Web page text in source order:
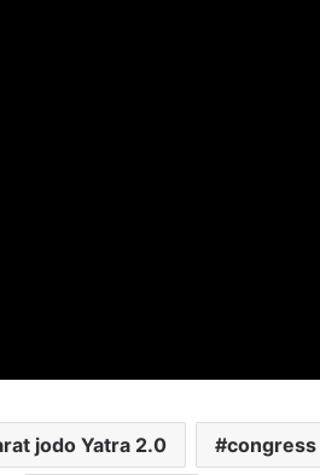
jodo Yatra 2.0 congress